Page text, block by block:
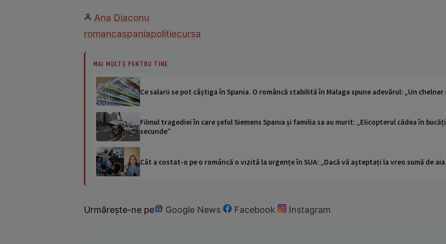
Ana Diaconu
romancaspaniapolitiecursa
MAI MULTE PENTRU TINE
Ce salarii se pot câștiga în Spania. O româncă stabilită în Malaga spune adevărul: „Un chelner
Filmul tragediei în care șeful Siemens Spania și familia sa au murit: „Elicopterul cădea în
secunde”
Cât a costat-o pe o româncă o vizită la urgențe în SUA: „Dacă vă așteptați la vreo sumă de
Urmărește-ne pe Google News Facebook Instagram